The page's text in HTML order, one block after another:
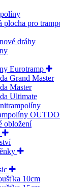
plocha pro
dráhy
Eurotramp
Grand Master
Master
Ultimate
obložení
10cm